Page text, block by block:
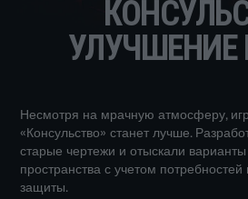
УЛУЧШЕНИЕ
Несмотря на мрачную атмосферу,
«Консульство» станет лучше.
старые чертежи и отыскали
пространства с учетом
защиты.